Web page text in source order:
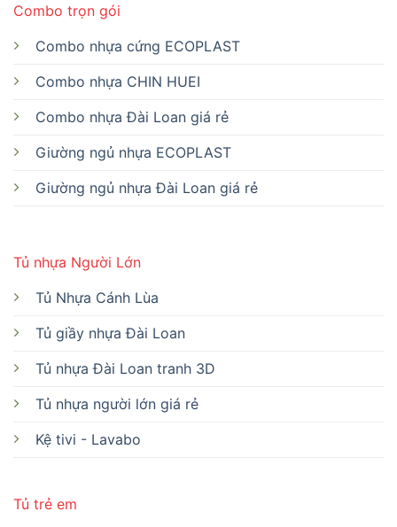
Tủ nhựa Người Lớn
Tủ Nhựa Cánh Lùa
Tủ giầy nhựa Đài Loan
Tủ nhựa Đài Loan tranh 3D
Tủ nhựa người lớn giá rẻ
Kệ tivi - Lavabo
Tủ trẻ em
Combo trọn gói
Combo nhựa cứng ECOPLAST
Combo nhựa CHIN HUEI
Combo nhựa Đài Loan giá rẻ
Giường ngủ nhựa ECOPLAST
Giường ngủ nhựa Đài Loan giá rẻ